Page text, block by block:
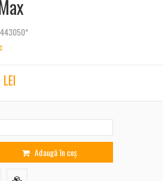
LEI
Adaugă în coș